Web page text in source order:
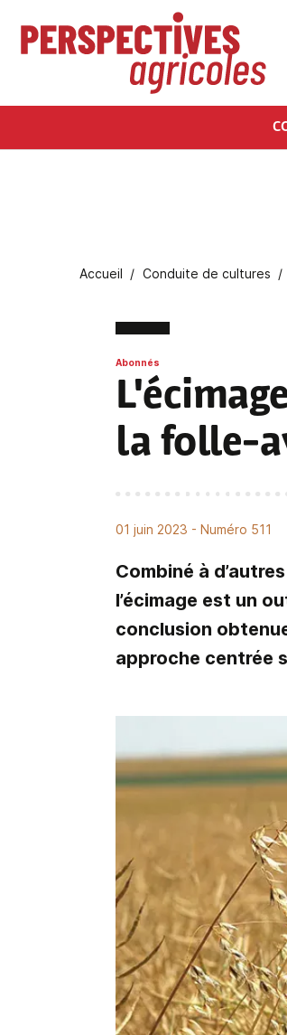
Aller au contenu principal
Fil d'Ariane
Accueil Conduite de cultures
Abonnés
la folle-
01 juin 2023 - Numéro 511
Combiné à
l’écimage est un
conclusion
approche centrée